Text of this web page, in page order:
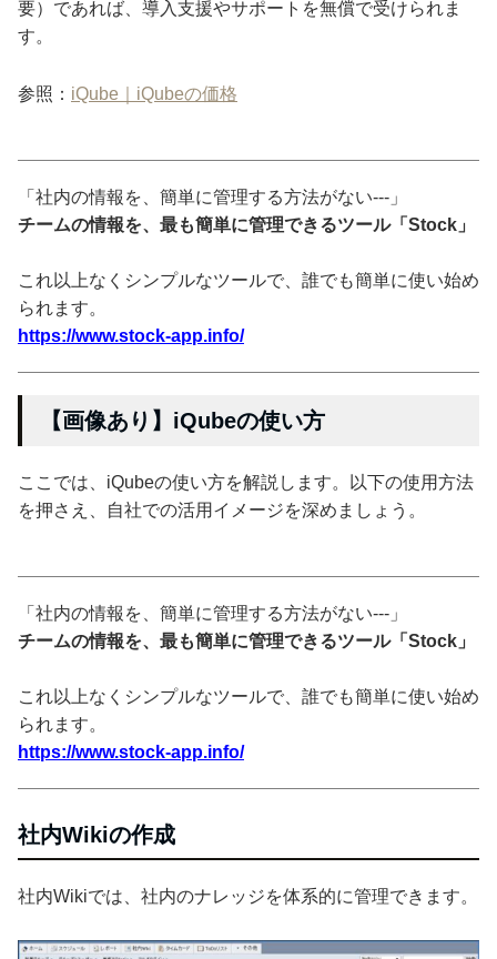
要）であれば、導入支援やサポートを無償で受けられま
す。
参照： iQube｜iQubeの価格
「社内の情報を、簡単に管理する方法がない---」
チームの情報を、最も簡単に管理できるツール「Stock」
これ以上なくシンプルなツールで、誰でも簡単に使い始め
られます。
https://www.stock-app.info/
【画像あり】iQubeの使い方
ここでは、iQubeの使い方を解説します。以下の使用方法
を押さえ、自社での活用イメージを深めましょう。
「社内の情報を、簡単に管理する方法がない---」
チームの情報を、最も簡単に管理できるツール「Stock」
これ以上なくシンプルなツールで、誰でも簡単に使い始め
られます。
https://www.stock-app.info/
社内Wikiの作成
社内Wikiでは、社内のナレッジを体系的に管理できます。